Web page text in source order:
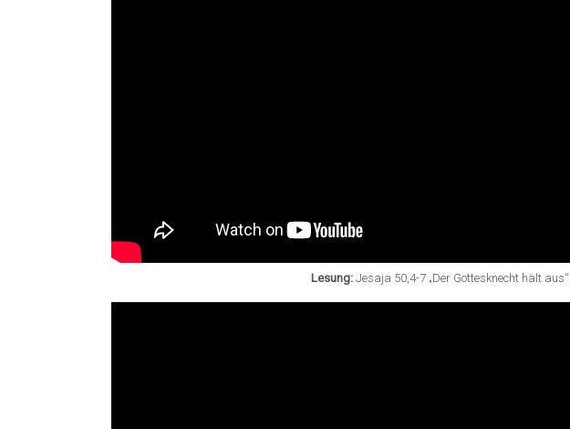
Lesung: Jesaja 50,4-7 „Der Gottesknecht hält aus“